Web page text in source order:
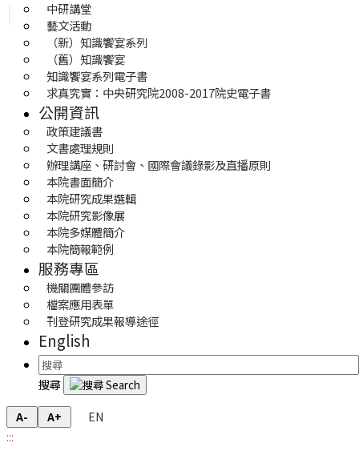
中研講堂
藝文活動
（新）知識饗宴系列
（舊）知識饗宴
知識饗宴系列電子書
求真究實：中央研究院2008-2017院史電子書
公開資訊
政策建議書
文書處理規則
辦理講座、研討會、國際會議錄影及直播原則
本院書面簡介
本院研究成果選輯
本院研究影像展
本院多媒體簡介
本院簡報範例
服務專區
機關團體參訪
檔案應用表單
刊登研究成果報導途徑
English
搜尋
A- A+
EN
:::